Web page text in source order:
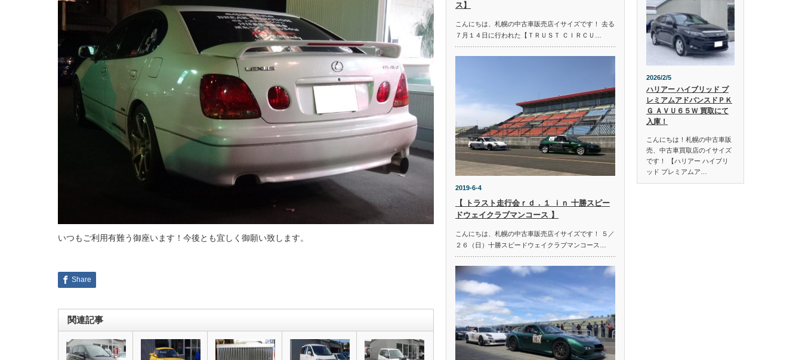
いつもご利用有難う御座います！今後とも宜しく御願い致します。
Share
関連記事
ス】
こんにちは、札幌の中古車販売店イサイズです！ 去る
７月１４日に行われた【ＴＲＵＳＴ ＣＩＲＣＵ…
2019-6-4
【 トラスト走行会ｒｄ．１ ｉｎ 十勝スピー
ドウェイクラブマンコース 】
こんにちは、札幌の中古車販売店イサイズです！ ５／
２６（日）十勝スピードウェイクラブマンコース…
2026/2/5
ハリアー ハイブリッド プ
レミアムアドバンスドＰＫ
Ｇ ＡＶＵ６５Ｗ 買取にて
入庫！
こんにちは！札幌の中古車販
売、中古車買取店のイサイズ
です！ 【ハリアー ハイブリ
ッド プレミアムア…